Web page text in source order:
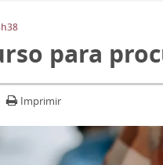
para
Imprimir